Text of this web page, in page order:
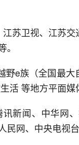
苏卫视、江苏
野e族（全国最
活 等地方平面媒
新闻、中华网
民网、中央电视